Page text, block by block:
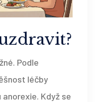
Podle
léčby
Když se